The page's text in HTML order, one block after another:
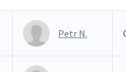
Petr N.